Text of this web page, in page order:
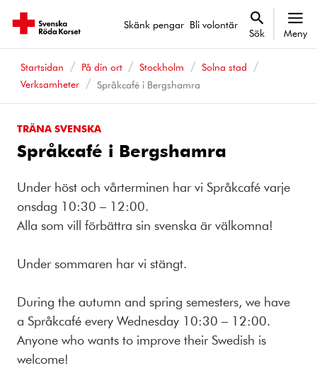
Skänk pengar Bli volontär
Sök Meny
Startsidan På din ort Stockholm
Solna stad
Verksamheter
Språkcafé i Bergshamra
TRÄNA SVENSKA
Språkcafé i Bergshamra
Under höst och vårterminen har vi Språkcafé varje
onsdag 10:30 – 12:00.
Alla som vill förbättra sin svenska är välkomna!
Under sommaren har vi stängt.
During the autumn and spring semesters, we have
a Språkcafé every Wednesday 10:30 – 12:00.
Anyone who wants to improve their Swedish is
welcome!